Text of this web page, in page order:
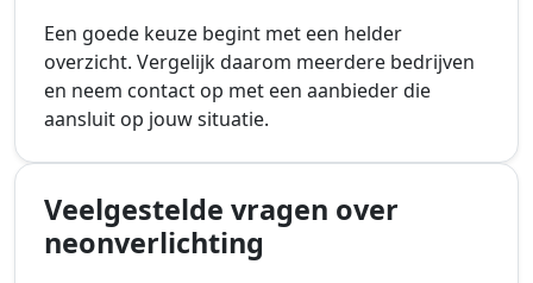
Een goede keuze begint met een helder
overzicht. Vergelijk daarom meerdere bedrijven
en neem contact op met een aanbieder die
aansluit op jouw situatie.
Veelgestelde vragen over
neonverlichting